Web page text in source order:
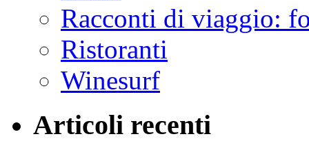
Racconti di viaggio:
Ristoranti
Winesurf
Articoli recenti